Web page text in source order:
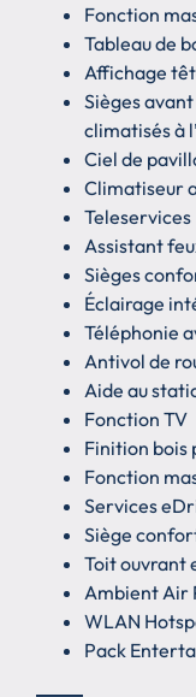
Fonction
Tableau de
Affichage
Sièges
climatisés à
Ciel de
Climatiseur
Teleservices
Assistant
Sièges
Éclairage
Téléphonie
Antivol de
Aide au
Fonction TV
Finition bois
Fonction
Services
Siège
Toit ouvrant
Ambient Air
WLAN
Pack